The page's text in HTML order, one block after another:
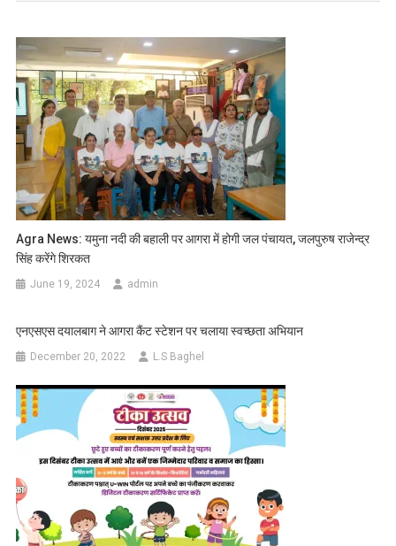
Agra News: यमुना नदी की बहाली पर आगरा में होगी जल पंचायत, जलपुरुष राजेन्द्र
सिंह करेंगे शिरकत
June 19, 2024 admin
एनएसएस दयालबाग ने आगरा कैंट स्टेशन पर चलाया स्वच्छता अभियान
December 20, 2022 L.S Baghel